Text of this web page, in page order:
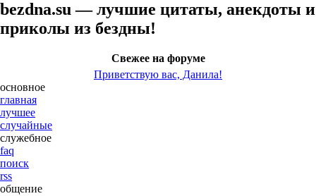
bezdna.su — лучшие цитаты, анекдоты и
приколы из бездны!
Свежее на форуме
Приветствую вас, Данила!
основное
главная
лучшее
случайные
служебное
faq
поиск
rss
общение